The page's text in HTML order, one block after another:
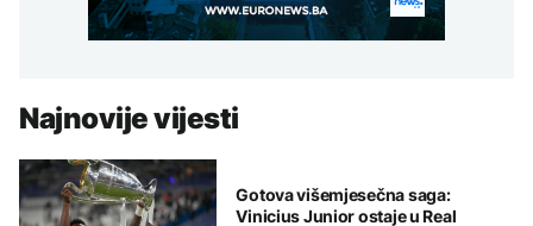
Najnovije vijesti
Gotova višemjesečna saga:
Vinicius Junior ostaje u Real